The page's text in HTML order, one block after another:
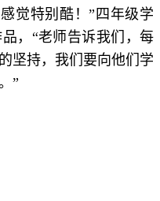
觉特别酷！”四年级学
，“老师告诉我们，每
坚持，我们要向他们学
”